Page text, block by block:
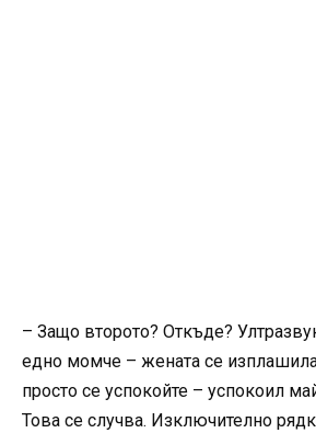
– Защо второто? Откъде?
едно момче – жената се
просто се успокойте – успокоил
Това се случва. Изключително